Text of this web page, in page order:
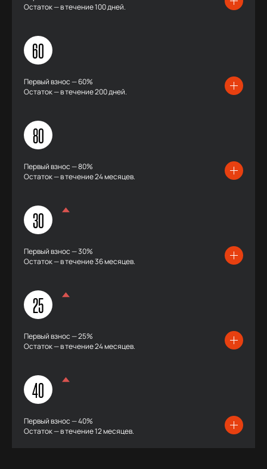
Остаток — в течение 100 дней.
60
Первый взнос — 60%
Остаток — в течение 200 дней.
80
Первый взнос — 80%
Остаток — в течение 24 месяцев.
30
Первый взнос — 30%
Остаток — в течение 36 месяцев.
25
Первый взнос — 25%
Остаток — в течение 24 месяцев.
40
Первый взнос — 40%
Остаток — в течение 12 месяцев.